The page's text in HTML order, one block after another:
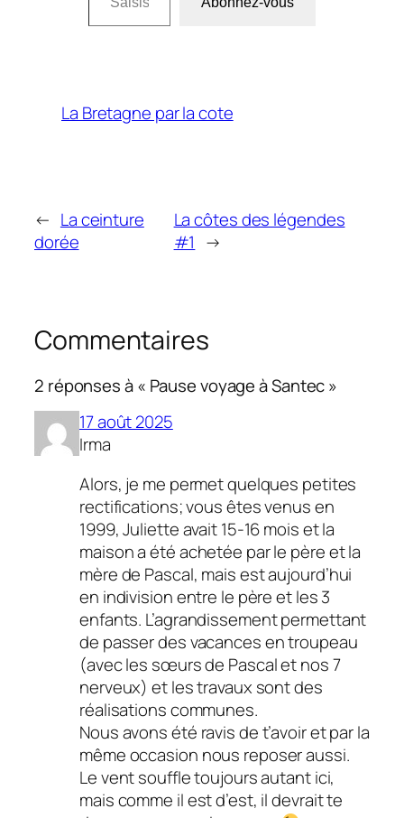
La Bretagne par la cote
← La ceinture
dorée
La côtes des légendes
#1 →
Commentaires
2 réponses à « Pause voyage à Santec »
17 août 2025
Irma
Alors, je me permet quelques petites
rectifications; vous êtes venus en
1999, Juliette avait 15-16 mois et la
maison a été achetée par le père et la
mère de Pascal, mais est aujourd’hui
en indivision entre le père et les 3
enfants. L’agrandissement permettant
de passer des vacances en troupeau
(avec les sœurs de Pascal et nos 7
nerveux) et les travaux sont des
réalisations communes.
Nous avons été ravis de t’avoir et par la
même occasion nous reposer aussi.
Le vent souffle toujours autant ici,
mais comme il est d’est, il devrait te